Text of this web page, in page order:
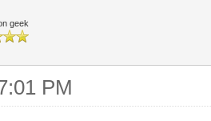
geek
PM